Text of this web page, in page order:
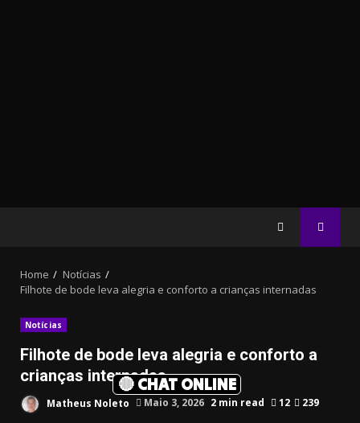
🔴 CHAT ONLINE
Home
Notícias
Filhote de bode leva alegria e conforto a crianças internadas
Notícias
Filhote de bode leva alegria e conforto a
crianças internadas
Matheus Noleto Maio 3, 2026 2 min read 12 239